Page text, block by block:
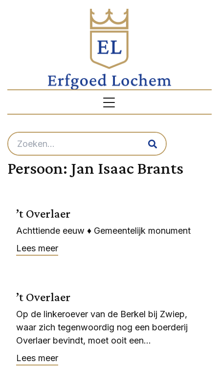
Persoon: Jan Isaac Brants
’t Overlaer
Achttiende eeuw ♦ Gemeentelijk monument
Lees meer
’t Overlaer
Op de linkeroever van de Berkel bij Zwiep,
waar zich tegenwoordig nog een boerderij
Overlaer bevindt, moet ooit een...
Lees meer